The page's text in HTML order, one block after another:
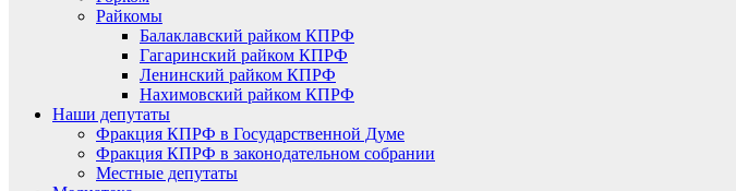
Райкомы
Балаклавский райком КПРФ
Гагаринский райком КПРФ
Ленинский райком КПРФ
Нахимовский райком КПРФ
Наши депутаты
Фракция КПРФ в Государственной Думе
Фракция КПРФ в законодательном собрании
Местные депутаты